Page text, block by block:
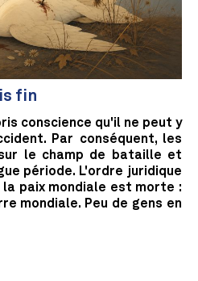
fin
conscience qu'il ne peut y
Par conséquent, les
le champ de bataille et
période. L'ordre juridique
paix mondiale est morte :
mondiale. Peu de gens en